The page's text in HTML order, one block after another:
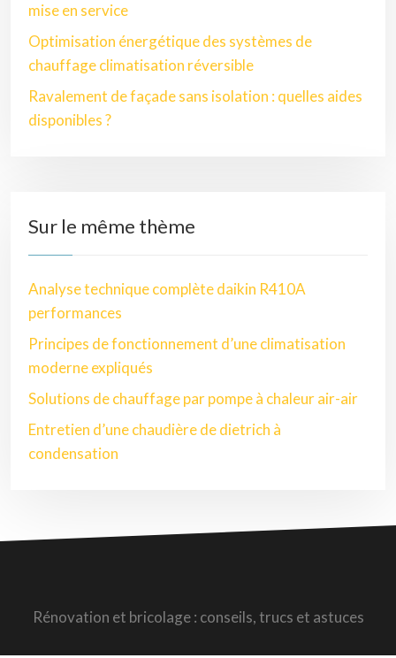
mise en service
Optimisation énergétique des systèmes de
chauffage climatisation réversible
Ravalement de façade sans isolation : quelles aides
disponibles ?
Sur le même thème
Analyse technique complète daikin R410A
performances
Principes de fonctionnement d’une climatisation
moderne expliqués
Solutions de chauffage par pompe à chaleur air-air
Entretien d’une chaudière de dietrich à
condensation
Rénovation et bricolage : conseils, trucs et astuces